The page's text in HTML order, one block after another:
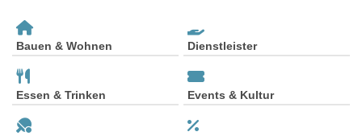
Bauen & Wohnen Dienstleister
Essen & Trinken Events & Kultur